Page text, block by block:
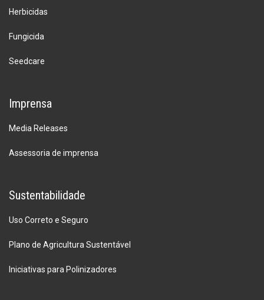
Herbicidas
Fungicida
Seedcare
Imprensa
Media Releases
Assessoria de imprensa
Sustentabilidade
Uso Correto e Seguro
Plano de Agricultura Sustentável
Iniciativas para Polinizadores